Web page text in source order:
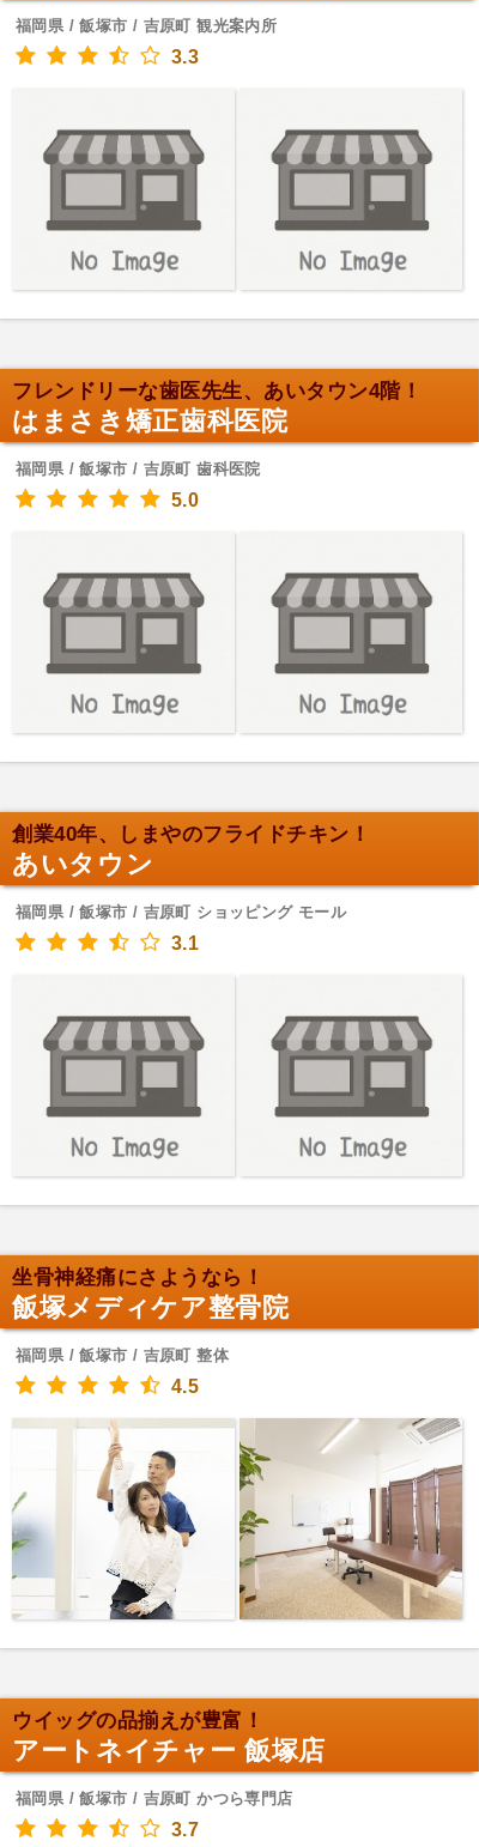
福岡県 / 飯塚市 / 吉原町 観光案内所
3.3
フレンドリーな歯医先生、あいタウン4階！
はまさき矯正歯科医院
福岡県 / 飯塚市 / 吉原町 歯科医院
5.0
創業40年、しまやのフライドチキン！
あいタウン
福岡県 / 飯塚市 / 吉原町 ショッピング モール
3.1
坐骨神経痛にさようなら！
飯塚メディケア整骨院
福岡県 / 飯塚市 / 吉原町 整体
4.5
ウイッグの品揃えが豊富！
アートネイチャー 飯塚店
福岡県 / 飯塚市 / 吉原町 かつら専門店
3.7